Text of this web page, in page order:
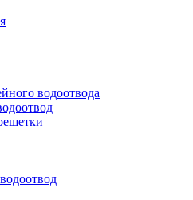
водоотвода